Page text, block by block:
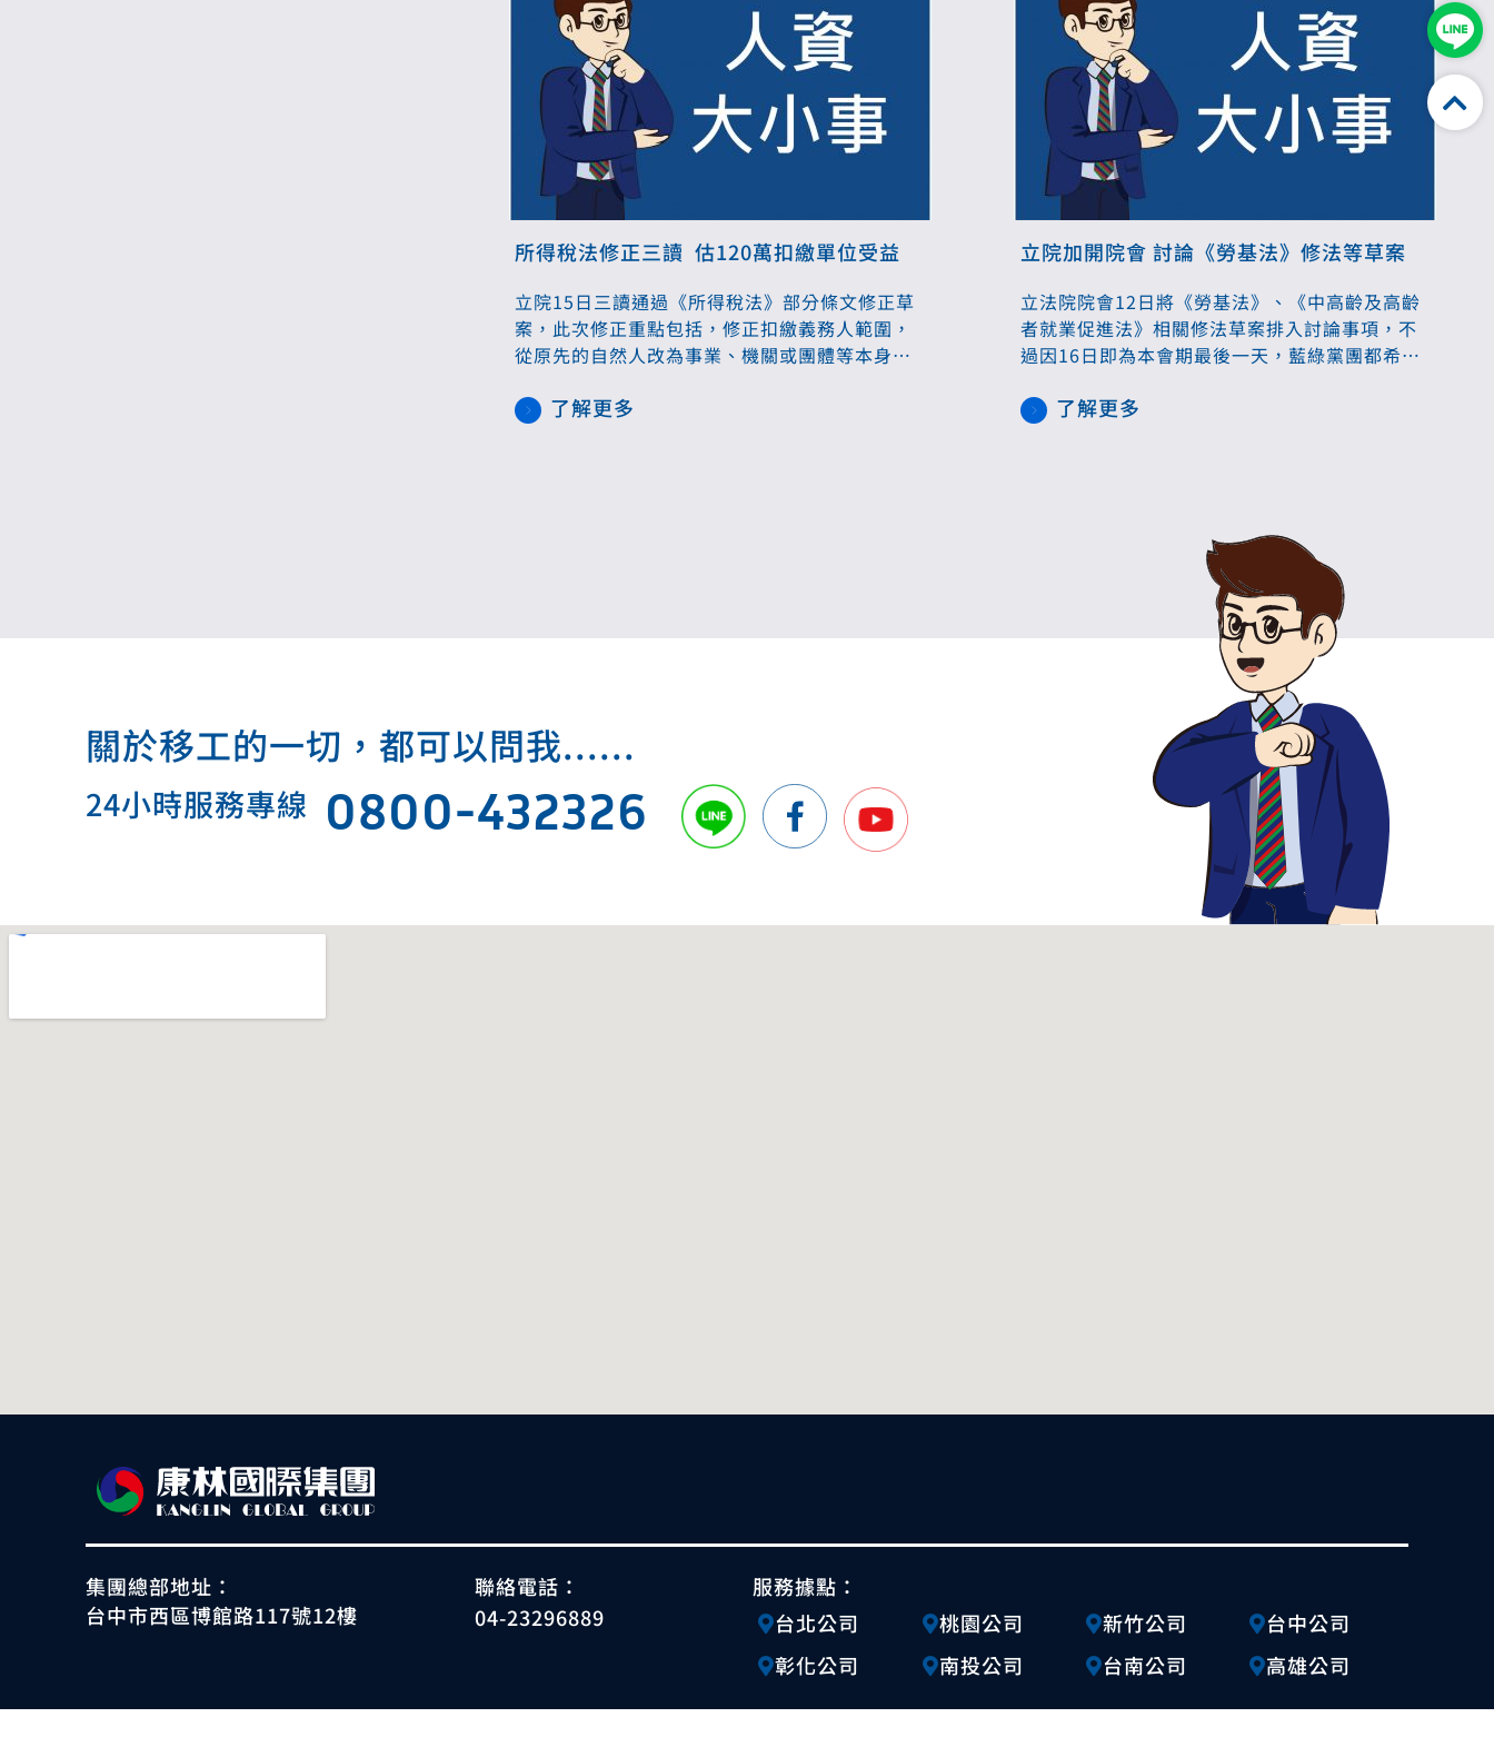
所得稅法修正三讀 估120萬扣繳單位受益
立院15日三讀通過《所得稅法》部分條文修正草
案，此次修正重點包括，修正扣繳義務人範圍，
從原先的自然人改為事業、機關或團體等本身，
及填發期限，遇連續 3 日以上國定假日，得延長
了解更多
立院加開院會 討論《勞基法》修法等草案
立法院院會12日將《勞基法》、《中高齡及高齡
者就業促進法》相關修法草案排入討論事項，不
過因16日即為本會期最後一天，藍綠黨團都希望
日加開院會，連同12、16日為同一次會議，並將
了解更多
關於移工的一切，都可以問我......
24小時服務專線 0800-432326
集團總部地址：
台中市西區博館路117號12樓
聯絡電話：
04-23296889
服務據點：
台北公司
桃園公司 新竹公司
台中公司
彰化公司
南投公司 台南公司 高雄公司